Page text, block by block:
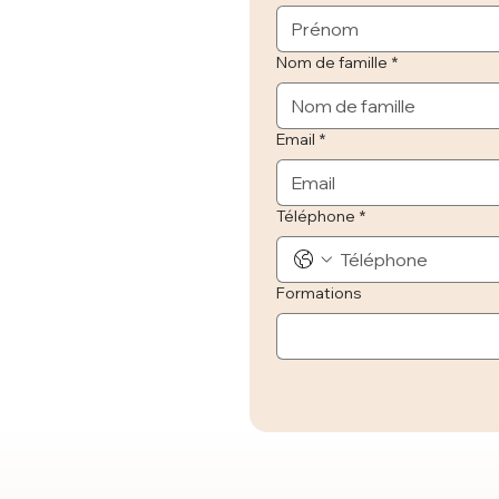
Nom de famille *
Email *
Téléphone *
Formations